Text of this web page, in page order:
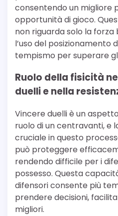
consentendo un migliore
opportunità di gioco.
non riguarda solo la
l’uso del posizionamento
tempismo per superare
Ruolo della fisicità
duelli e nella
Vincere duelli è un
ruolo di un centravanti, e
cruciale in questo
può proteggere
rendendo difficile per i
possesso. Questa
difensori consente più
prendere decisioni,
migliori.